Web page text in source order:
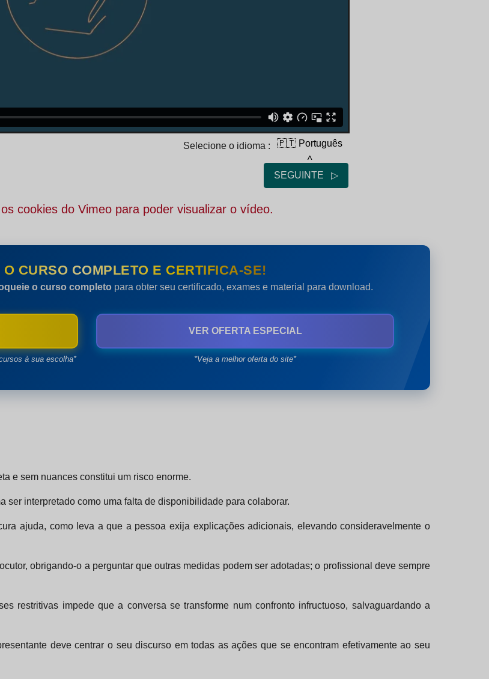
Selecione o idioma :
🇵🇹 Português
˄
SEGUINTE ▷
cookies do Vimeo para poder visualizar o vídeo.
O CURSO COMPLETO E CERTIFICA-SE!
o curso completopara obter seu certificado, exames e material para download.
à sua escolha*
VER OFERTA ESPECIAL
*Veja a melhor oferta do site*
e sem nuances constitui um risco enorme.
interpretado como uma falta de disponibilidade para colaborar.
ajuda, como leva a que a pessoa exija explicações adicionais, elevando consideravelmente o
obrigando-o a perguntar que outras medidas podem ser adotadas; o profissional deve sempre
restritivas impede que a conversa se transforme num confronto infructuoso, salvaguardando a
deve centrar o seu discurso em todas as ações que se encontram efetivamente ao seu